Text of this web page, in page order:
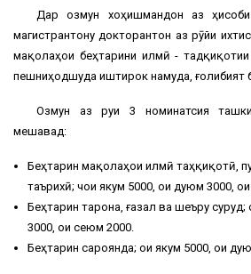
Дар озмун хоҳишмандон аз ҳисоби
магистрантону докторантон аз рӯйи
мақолаҳои беҳтарини илмӣ -
пешниҳодшуда иштирок намуда, ғолибият
Озмун аз руи 3 номинатсия
мешавад:
Беҳтарин мақолаҳои илмӣ таҳқиқотӣ,
таърихӣ; чои якум 5000, ҷои дуюм 3000,
Беҳтарин тарона, ғазал ва шеъру суруд;
3000, ҷои сеюм 2000.
Беҳтарин сароянда; ҷои якум 5000, ҷои